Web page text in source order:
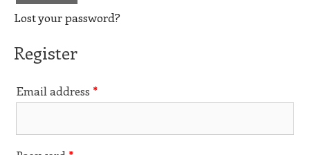
Lost your password?
Register
Email address *